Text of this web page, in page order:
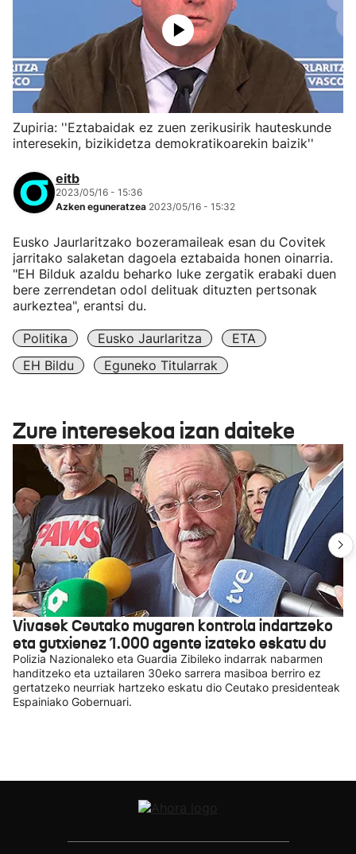
Zupiria: ''Eztabaidak ez zuen zerikusirik hauteskunde
interesekin, bizikidetza demokratikoarekin baizik''
eitb
2023/05/16 - 15:36
Azken eguneratzea 2023/05/16 - 15:32
Eusko Jaurlaritzako bozeramaileak esan du Covitek
jarritako salaketan dagoela eztabaida honen oinarria.
"EH Bilduk azaldu beharko luke zergatik erabaki duen
bere zerrendetan odol delituak dituzten pertsonak
aurkeztea", erantsi du.
Politika Eusko Jaurlaritza
ETA
EH Bildu
Eguneko Titularrak
Zure interesekoa izan daiteke
Vivasek Ceutako mugaren kontrola indartzeko
eta gutxienez 1.000 agente izateko eskatu du
Polizia Nazionaleko eta Guardia Zibileko indarrak nabarmen
handitzeko eta uztailaren 30eko sarrera masiboa berriro ez
gertatzeko neurriak hartzeko eskatu dio Ceutako presidenteak
Espainiako Gobernuari.